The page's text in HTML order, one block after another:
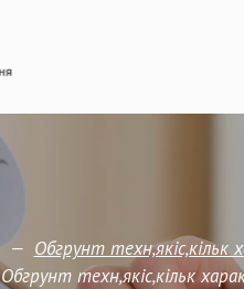
— Обгрунт
Обгрунт техн,якіс,кільк